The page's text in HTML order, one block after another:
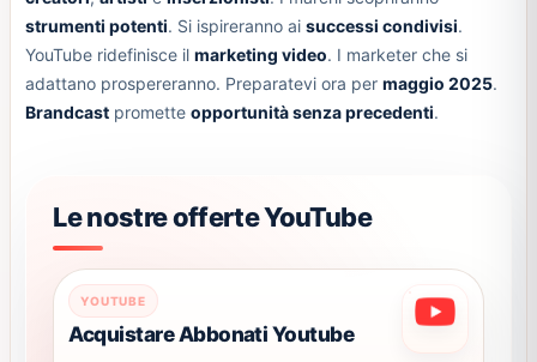
strumenti potenti. Si ispireranno ai successi condivisi.
YouTube ridefinisce il marketing video. I marketer che si
adattano prospereranno. Preparatevi ora per maggio 2025.
Brandcastpromette opportunità senza precedenti.
Le nostre offerte YouTube
YOUTUBE
Acquistare Abbonati Youtube
Questo
prodotto